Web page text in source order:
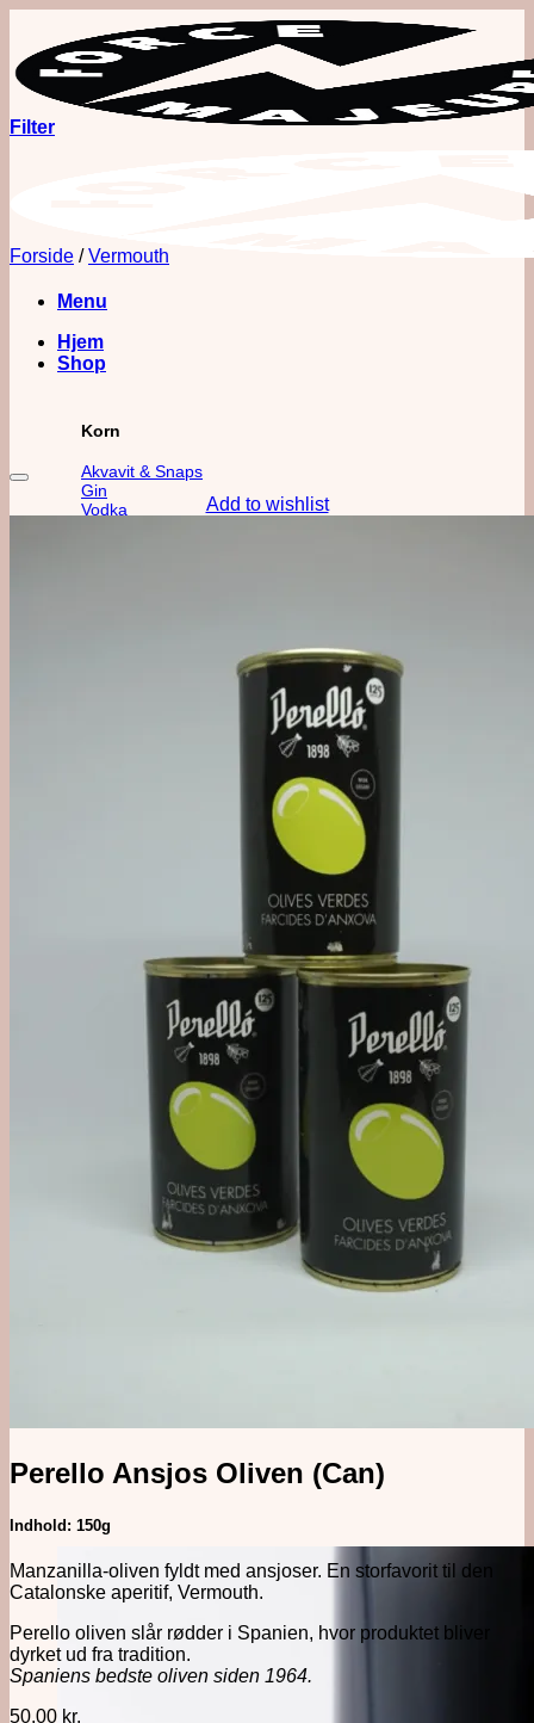
indhold
Menu
Hjem
Shop
Korn
Akvavit & Snaps
Gin
Vodka
Pisco & Grappa
Andet godt
Absint & Pastis
Likør, Bitter & Amaro
Øl, Cider & Dåse Drinks
Mixer & Vand
Bargrej & Bitters
Glas & Kopper
Filter
Forside / Vermouth
Add to wishlist
Perello Ansjos Oliven (Can)
Indhold: 150g
Manzanilla-oliven fyldt med ansjoser. En storfavorit til den
Catalonske aperitif, Vermouth.
Perello oliven slår rødder i Spanien, hvor produktet bliver
dyrket ud fra tradition.
Spaniens bedste oliven siden 1964.
50,00 kr.